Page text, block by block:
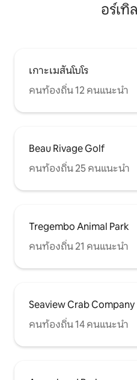
อร์เทิ
เกาะเมสันโบโร
คนท้องถิ่น 12 คนแนะนำ
Beau Rivage Golf
คนท้องถิ่น 25 คนแนะนำ
Tregembo Animal Park
คนท้องถิ่น 21 คนแนะนำ
Seaview Crab Company
คนท้องถิ่น 14 คนแนะนำ